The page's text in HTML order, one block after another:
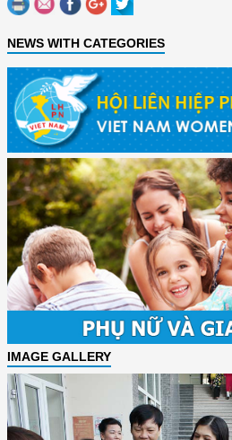
NEWS WITH CATEGORIES
IMAGE GALLERY